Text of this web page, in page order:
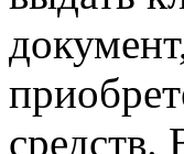
средств.